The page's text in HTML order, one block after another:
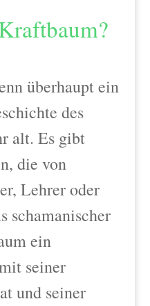
überhaupt ein
des
alt. Es gibt
die von
Lehrer oder
schamanischer
ein
seiner
und seiner